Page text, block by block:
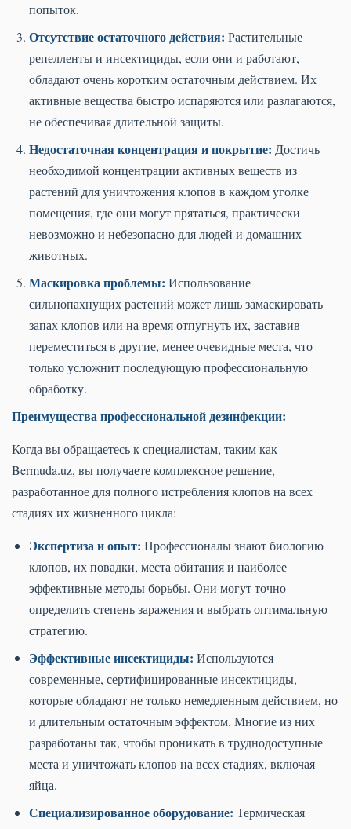
попыток.
Отсутствие остаточного действия: Растительные
репелленты и инсектициды, если они и работают,
обладают очень коротким остаточным действием. Их
активные вещества быстро испаряются или разлагаются,
не обеспечивая длительной защиты.
Недостаточная концентрация и покрытие: Достичь
необходимой концентрации активных веществ из
растений для уничтожения клопов в каждом уголке
помещения, где они могут прятаться, практически
невозможно и небезопасно для людей и домашних
животных.
Маскировка проблемы: Использование
сильнопахнущих растений может лишь замаскировать
запах клопов или на время отпугнуть их, заставив
переместиться в другие, менее очевидные места, что
только усложнит последующую профессиональную
обработку.
Преимущества профессиональной дезинфекции:
Когда вы обращаетесь к специалистам, таким как
Bermuda.uz, вы получаете комплексное решение,
разработанное для полного истребления клопов на всех
стадиях их жизненного цикла:
Экспертиза и опыт: Профессионалы знают биологию
клопов, их повадки, места обитания и наиболее
эффективные методы борьбы. Они могут точно
определить степень заражения и выбрать оптимальную
стратегию.
Эффективные инсектициды: Используются
современные, сертифицированные инсектициды,
которые обладают не только немедленным действием, но
и длительным остаточным эффектом. Многие из них
разработаны так, чтобы проникать в труднодоступные
места и уничтожать клопов на всех стадиях, включая
яйца.
Специализированное оборудование: Термическая